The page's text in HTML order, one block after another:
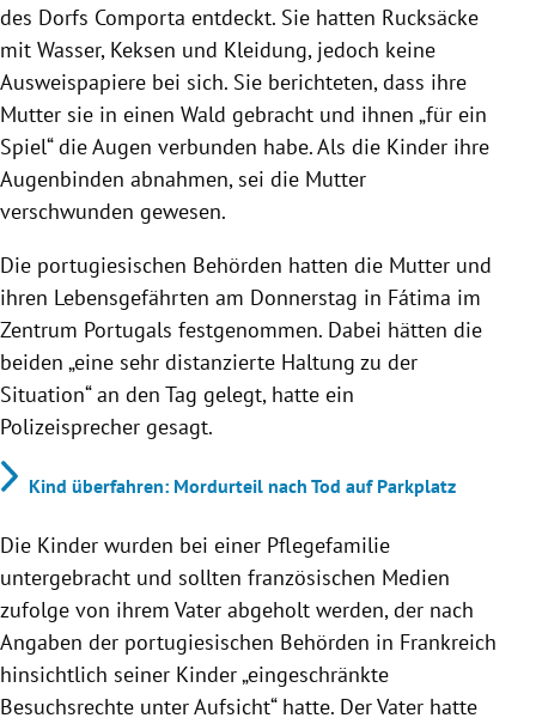
des Dorfs Comporta entdeckt. Sie hatten Rucksäcke
mit Wasser, Keksen und Kleidung, jedoch keine
Ausweispapiere bei sich. Sie berichteten, dass ihre
Mutter sie in einen Wald gebracht und ihnen „für ein
Spiel“ die Augen verbunden habe. Als die Kinder ihre
Augenbinden abnahmen, sei die Mutter
verschwunden gewesen.
Die portugiesischen Behörden hatten die Mutter und
ihren Lebensgefährten am Donnerstag in Fátima im
Zentrum Portugals festgenommen. Dabei hätten die
beiden „eine sehr distanzierte Haltung zu der
Situation“ an den Tag gelegt, hatte ein
Polizeisprecher gesagt.
Kind überfahren: Mordurteil nach Tod auf Parkplatz
Die Kinder wurden bei einer Pflegefamilie
untergebracht und sollten französischen Medien
zufolge von ihrem Vater abgeholt werden, der nach
Angaben der portugiesischen Behörden in Frankreich
hinsichtlich seiner Kinder „eingeschränkte
Besuchsrechte unter Aufsicht“ hatte. Der Vater hatte